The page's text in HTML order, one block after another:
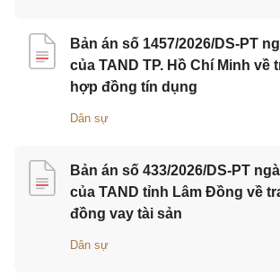
Bản án số 1457/2026/DS-PT
của TAND TP. Hồ Chí Minh về
hợp đồng tín dụng
Dân sự
Bản án số 433/2026/DS-PT
của TAND tỉnh Lâm Đồng về
đồng vay tài sản
Dân sự